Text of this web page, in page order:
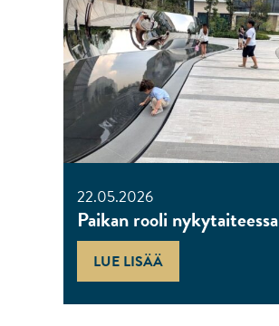
22.05.2026
Paikan rooli nykytaiteessa
LUE LISÄÄ